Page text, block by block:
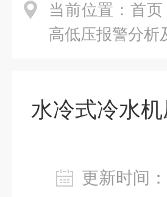
当前位置： 首页
高低压报警分析
水冷式冷水
更新时